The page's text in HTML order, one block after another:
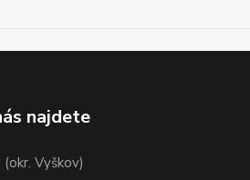
najdete
Vyškov)